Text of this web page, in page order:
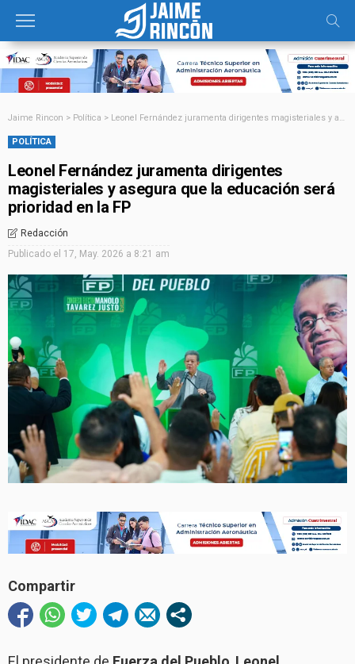
Jaime Rincon > Política > Leonel Fernández juramenta dirigentes magisteriales y asegura que la educación será prioridad en la FP
POLÍTICA
Leonel Fernández juramenta dirigentes
magisteriales y asegura que la educación será
prioridad en la FP
Redacción
Publicado el 17, May. 2026 a 8:21 am
Compartir